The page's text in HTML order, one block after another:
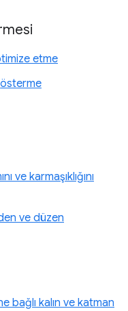
etme
ve karmaşıklığını
ve düzen
bağlı kalın ve katman